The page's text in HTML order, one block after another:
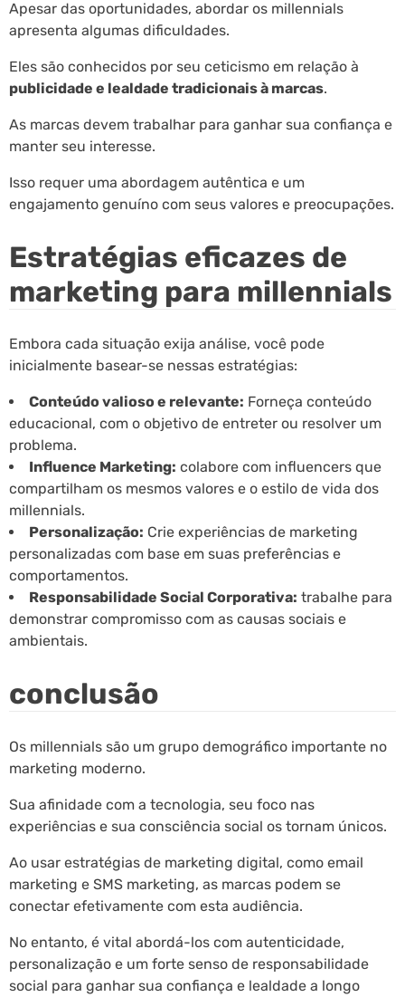
Apesar das oportunidades, abordar os millennials
apresenta algumas dificuldades.
Eles são conhecidos por seu ceticismo em relação à
publicidade e lealdade tradicionais à marcas.
As marcas devem trabalhar para ganhar sua confiança e
manter seu interesse.
Isso requer uma abordagem autêntica e um
engajamento genuíno com seus valores e preocupações.
Estratégias eficazes de
marketing para millennials
Embora cada situação exija análise, você pode
inicialmente basear-se nessas estratégias:
Conteúdo valioso e relevante: Forneça conteúdo
educacional, com o objetivo de entreter ou resolver um
problema.
Influence Marketing: colabore com influencers que
compartilham os mesmos valores e o estilo de vida dos
millennials.
Personalização: Crie experiências de marketing
personalizadas com base em suas preferências e
comportamentos.
Responsabilidade Social Corporativa: trabalhe para
demonstrar compromisso com as causas sociais e
ambientais.
conclusão
Os millennials são um grupo demográfico importante no
marketing moderno.
Sua afinidade com a tecnologia, seu foco nas
experiências e sua consciência social os tornam únicos.
Ao usar estratégias de marketing digital, como email
marketing e SMS marketing, as marcas podem se
conectar efetivamente com esta audiência.
No entanto, é vital abordá-los com autenticidade,
personalização e um forte senso de responsabilidade
social para ganhar sua confiança e lealdade a longo